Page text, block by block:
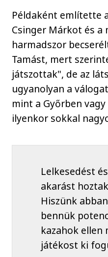
Példaként említette
Csinger Márkot és
harmadszor
Tamást, mert
játszottak", de az
ugyanolyan a
mint a Győrben
ilyenkor sokkal
Lelkesedést
akarást
Hiszünk
bennük
kazahok ellen
játékost ki